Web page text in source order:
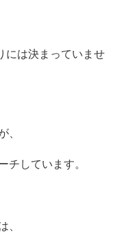
には決まっていませ
、
チしています。
、